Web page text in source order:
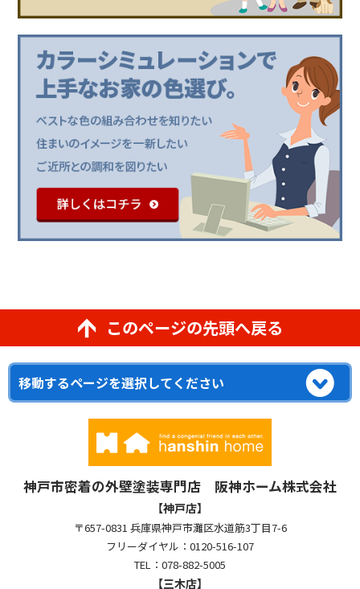
このページの先頭へ戻る
神戸市密着の外壁塗装専門店 阪神ホーム株式会社
【神戸店】
〒657-0831 兵庫県神戸市灘区水道筋3丁目7-6
フリーダイヤル：0120-516-107
TEL：078-882-5005
【三木店】